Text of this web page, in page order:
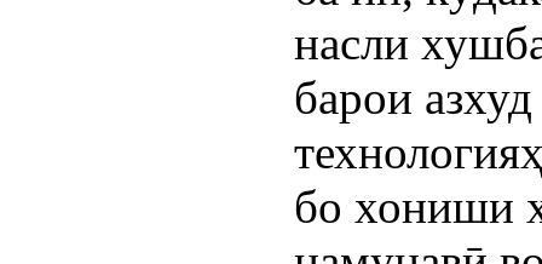
насли
барои
бо хониши